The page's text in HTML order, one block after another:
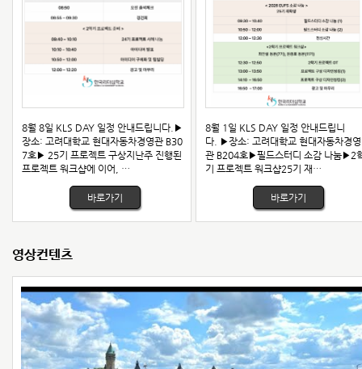
공지사항
뉴스레터
후원하기
자료실
동영상 강의 강의자료
필드스터디 영상 기타영상
8월 8일 KLS DAY 일정 안내드립니다.▶
장소: 고려대학교 현대자동차경영관 B30
7호▶ 25기 프로젝트 구상지난주 진행된
프로젝트 워크샵에 이어, …
바로가기
8월 1일 KLS DAY 일정 안내드립니
다. ▶장소: 고려대학교 현대자동차경영
관 B204호▶필드스터디 소감 나눔▶2
기 프로젝트 워크샵25기 재…
바로가기
영상컨텐츠